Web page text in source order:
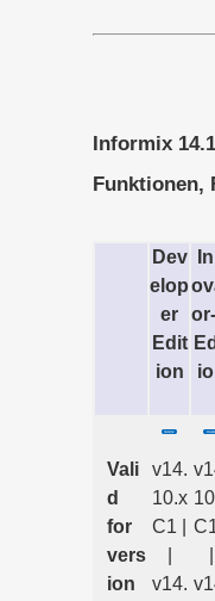
Informix
Funktionen,
Dev
elop
er
Edit
ion
Vali
d
for
vers
ion
v14.
10.x
C1 |
v14.
C1